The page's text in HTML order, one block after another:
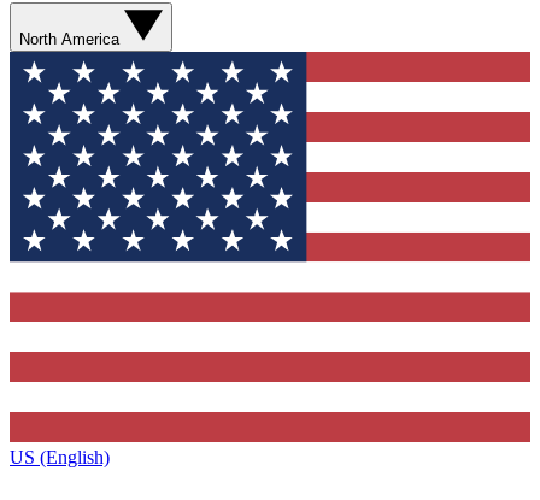
North America
US (English)